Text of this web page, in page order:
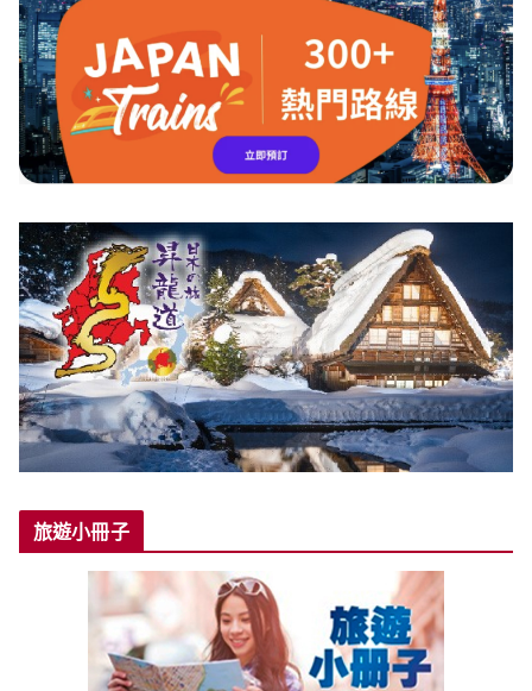
旅遊小冊子